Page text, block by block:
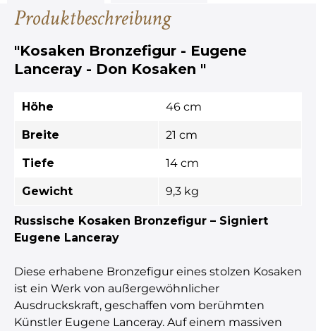
Produktbeschreibung
"Kosaken Bronzefigur - Eugene
Lanceray - Don Kosaken "
Höhe 46 cm
Breite 21 cm
Tiefe 14 cm
Gewicht 9,3 kg
Russische Kosaken Bronzefigur – Signiert
Eugene Lanceray
Diese erhabene Bronzefigur eines stolzen Kosaken
ist ein Werk von außergewöhnlicher
Ausdruckskraft, geschaffen vom berühmten
Künstler Eugene Lanceray. Auf einem massiven